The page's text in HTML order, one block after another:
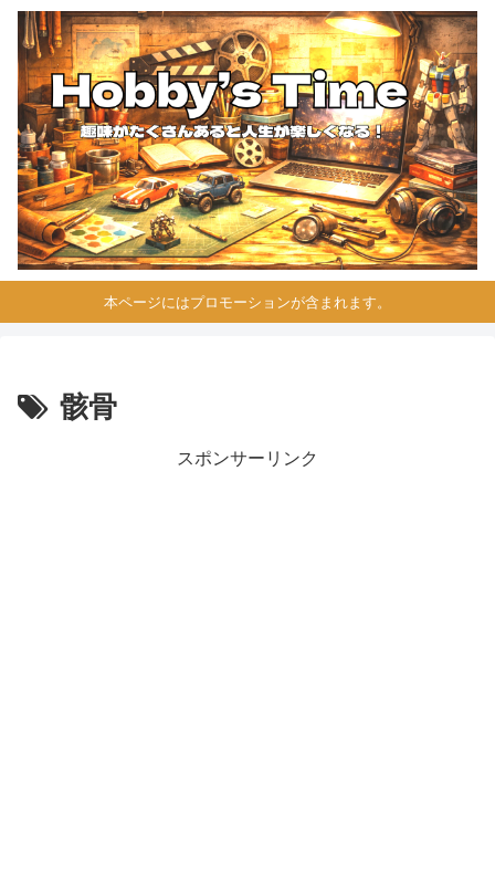
本ページにはプロモーションが含まれます。
骸骨
スポンサーリンク